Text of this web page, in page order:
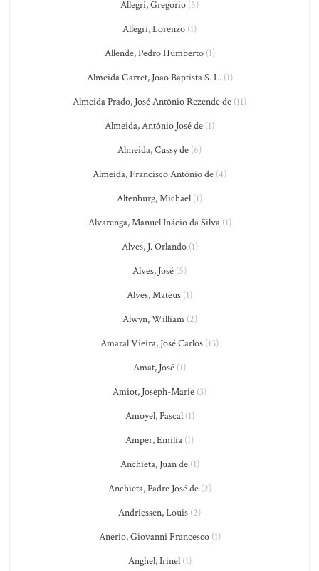
Allegri, Gregorio (5)
Allegri, Lorenzo (1)
Allende, Pedro Humberto(1)
Almeida Garret, João Baptista S. L.(1)
Almeida Prado, José Antônio Rezende de (11)
Almeida, Antônio José de (1)
Almeida, Cussy de (6)
Almeida, Francisco António de (4)
Altenburg, Michael (1)
Alvarenga, Manuel Inácio da Silva(1)
Alves, J. Orlando(1)
Alves, José (5)
Alves, Mateus (1)
Alwyn, William(2)
Amaral Vieira, José Carlos (13)
Amat, José (1)
Amiot, Joseph-Marie (3)
Amoyel, Pascal(1)
Amper, Emilia (1)
Anchieta, Juan de(1)
Anchieta, Padre José de(2)
Andriessen, Louis (2)
Anerio, Giovanni Francesco(1)
Anghel, Irinel(1)